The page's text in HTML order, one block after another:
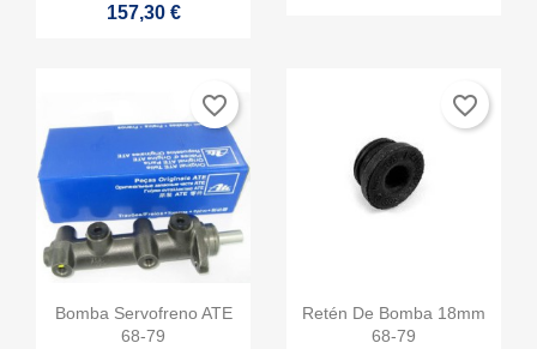
157,30 €
Vista rápida
Bomba Servofreno ATE
68-79
favorite_border
Vista rápida
Retén De Bomba 18mm
68-79
favorite_border